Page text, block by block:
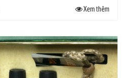
Xem thêm